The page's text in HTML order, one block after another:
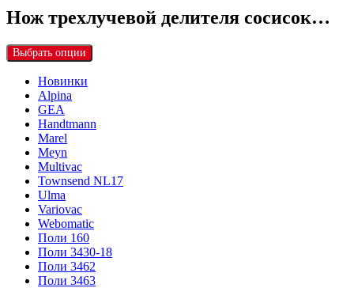
Нож трехлучевой делителя сосисок…
Выбрать опции
Новинки
Alpina
GEA
Handtmann
Marel
Meyn
Multivac
Townsend NL17
Ulma
Variovac
Webomatic
Поли 160
Поли 3430-18
Поли 3462
Поли 3463